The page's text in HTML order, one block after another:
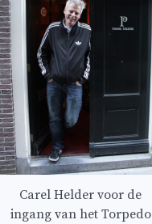
Carel Helder voor de
ingang van het Torpedo